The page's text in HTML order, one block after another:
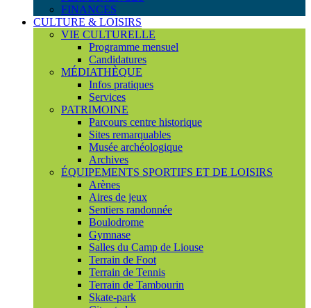
FINANCES
CULTURE & LOISIRS
VIE CULTURELLE
Programme mensuel
Candidatures
MÉDIATHÈQUE
Infos pratiques
Services
PATRIMOINE
Parcours centre historique
Sites remarquables
Musée archéologique
Archives
ÉQUIPEMENTS SPORTIFS ET DE LOISIRS
Arènes
Aires de jeux
Sentiers randonnée
Boulodrome
Gymnase
Salles du Camp de Liouse
Terrain de Foot
Terrain de Tennis
Terrain de Tambourin
Skate-park